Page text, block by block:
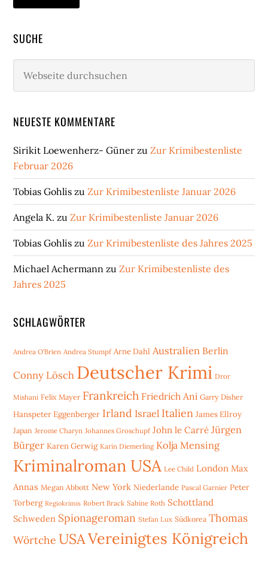
SUCHE
durchsuchen
NEUESTE KOMMENTARE
Sirikit Loewenherz- Güner zuZur Krimibestenliste
Februar 2026
Tobias Gohlis zuZur Krimibestenliste Januar 2026
Angela K. zuZur Krimibestenliste Januar 2026
Tobias Gohlis zuZur Krimibestenliste des Jahres 2025
Michael Achermann zuZur Krimibestenliste des
Jahres 2025
SCHLAGWÖRTER
Andrea O'Brien Andrea Stumpf Arne Dahl Australien Berlin
Conny Lösch Deutscher Krimi Dror
Mishani Felix Mayer Frankreich Friedrich Ani Garry Disher
Hanspeter Eggenberger Irland Israel Italien James Ellroy
Japan Jerome Charyn Johannes Groschupf John le Carré Jürgen
Bürger Karen Gerwig Karin Diemerling Kolja Mensing
Kriminalroman USA Lee Child London Max
Annas Megan Abbott New York Niederlande Pascal Garnier Peter
Torberg Regiokrimis Robert Brack Sabine Roth Schottland
Schweden Spionageroman Stefan Lux Südkorea Thomas
Wörtche USAVereinigtes Königreich